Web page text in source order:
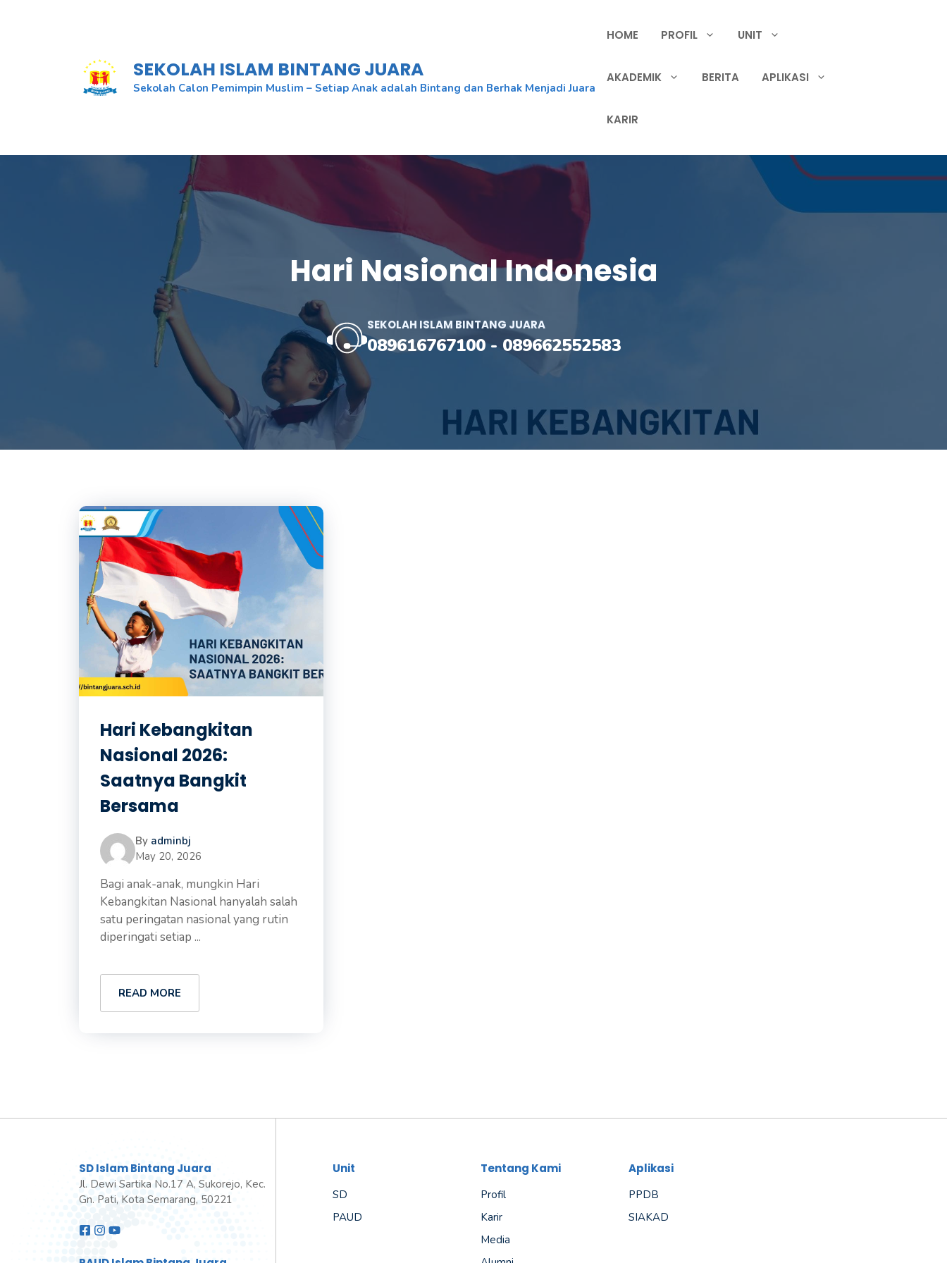
SEKOLAH ISLAM BINTANG JUARA
Sekolah Calon Pemimpin Muslim – Setiap Anak adalah Bintang dan Berhak Menjadi Juara
HOME PROFIL UNIT
AKADEMIK BERITA APLIKASI
KARIR
Hari Nasional Indonesia
SEKOLAH ISLAM BINTANG JUARA
089616767100- 089662552583
Hari Kebangkitan
Nasional 2026:
Saatnya Bangkit
Bersama
By adminbj
May 20, 2026
Bagi anak-anak, mungkin Hari
Kebangkitan Nasional hanyalah salah
satu peringatan nasional yang rutin
diperingati setiap ...
READ MORE
SD Islam Bintang Juara
Jl. Dewi Sartika No.17 A, Sukorejo, Kec.
Gn. Pati, Kota Semarang, 50221
Unit
SD
PAUD
Tentang Kami
Profil
Karir
Media
Aplikasi
PPDB
SIAKAD